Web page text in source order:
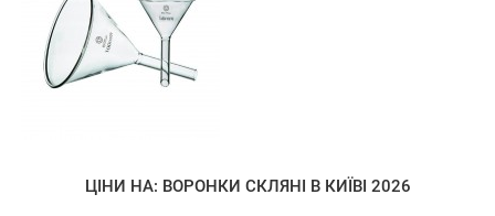
ЦІНИ НА: ВОРОНКИ СКЛЯНІ В КИЇВІ 2026